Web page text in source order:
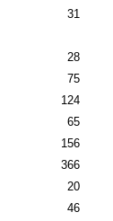
31
28
75
124
65
156
366
20
46